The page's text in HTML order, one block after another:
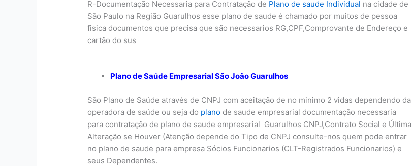
R-Documentação Necessaria para Contratação de Plano de saude Individual na cidade de
São Paulo na Região Guarulhos esse plano de saude é chamado por muitos de pessoa
fisica documentos que precisa que são necessarios RG,CPF,Comprovante de Endereço e
cartão do sus
Plano de Saúde Empresarial São João Guarulhos
São Plano de Saúde através de CNPJ com aceitação de no minimo 2 vidas dependendo da
operadora de saúde ou seja do plano de saude empresarial documentação necessaria
para contratação de plano de saude empresarial Guarulhos CNPJ,Contrato Social e Última
Alteração se Houver (Atenção depende do Tipo de CNPJ consulte-nos quem pode entrar
no plano de saude para empresa Sócios Funcionarios (CLT-Registrados Funcionarios) e
seus Dependentes.